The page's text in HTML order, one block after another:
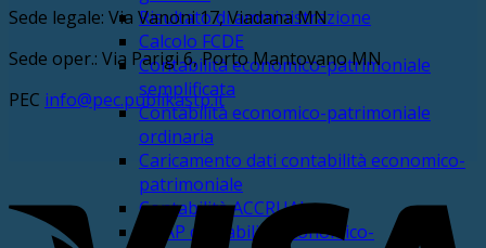
Risultato di amministrazione
Calcolo FCDE
Contabilità economico-patrimoniale
semplificata
Contabilità economico-patrimoniale
ordinaria
Caricamento dati contabilità economico-
patrimoniale
Contabilità ACCRUAL
BDAP contabilità economico-
Sede legale: Via Vanoni 17, Viadana MN
Sede oper.: Via Parigi 6, Porto Mantovano MN
PEC info@pec.publikastp.it